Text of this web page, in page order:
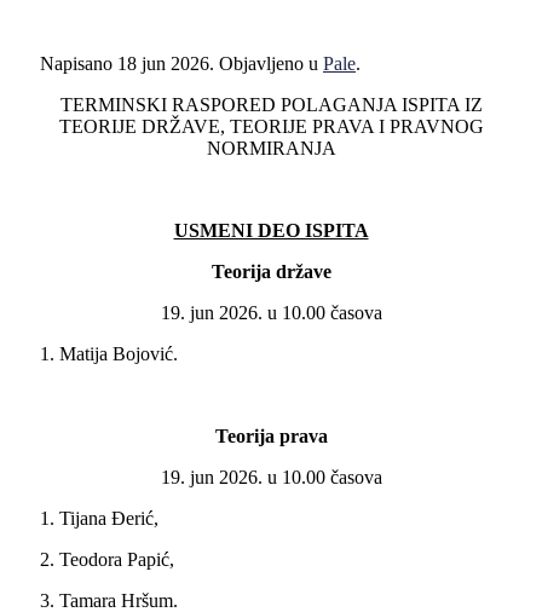
Napisano 18 jun 2026. Objavljeno u Pale.
TERMINSKI RASPORED POLAGANJA ISPITA IZ
TEORIJE DRŽAVE, TEORIJE PRAVA I PRAVNOG
NORMIRANJA
USMENI DEO ISPITA
Teorija države
19. jun 2026. u 10.00 časova
1. Matija Bojović.
Teorija prava
19. jun 2026. u 10.00 časova
1. Tijana Đerić,
2. Teodora Papić,
3. Tamara Hršum.